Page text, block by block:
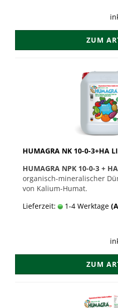
ZUM
HUMAGRA NK 10-0-3+HA
HUMAGRA NPK 10-0-3 +
organisch-mineralischer
von Kalium-Humat.
Lieferzeit:
1-4 Werktage
ZUM